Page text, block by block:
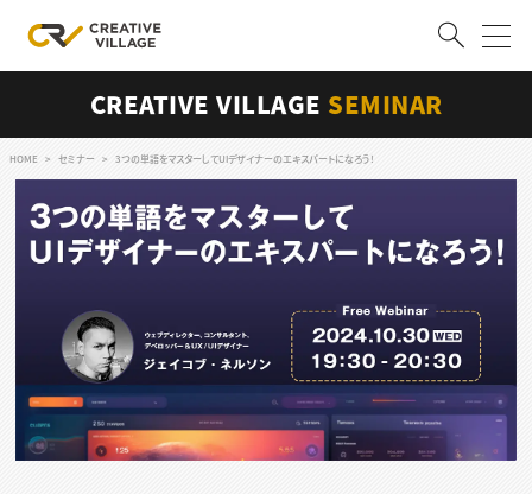
ログイン 会員登録
RECRUIT
CREATIVE JOB求人検索
特集求人
採用説明会
転職支援サービス
CONTENTS
スキルアップしたい！
CREATIVE VILLAGE SEMINAR
HOME セミナー 3つの単語をマスターしてUIデザイナーのエキスパートになろう!